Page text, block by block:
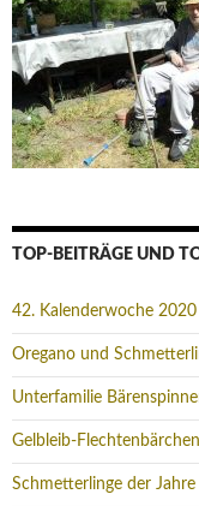
TOP-BEITRÄGE UND
42. Kalenderwoche 2020
Oregano und
Unterfamilie
Gelbleib-
Schmetterlinge der